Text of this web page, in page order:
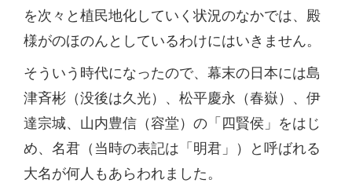
を次々と植民地化していく状況のなかでは、殿
様がのほのんとしているわけにはいきません。
そういう時代になったので、幕末の日本には島
津斉彬（没後は久光）、松平慶永（春嶽）、伊
達宗城、山内豊信（容堂）の「四賢侯」をはじ
め、名君（当時の表記は「明君」）と呼ばれる
大名が何人もあらわれました。